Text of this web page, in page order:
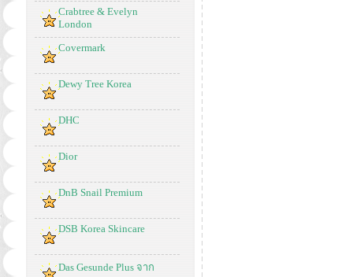
Crabtree & Evelyn
London
Covermark
Dewy Tree Korea
DHC
Dior
DnB Snail Premium
DSB Korea Skincare
Das Gesunde Plus จาก